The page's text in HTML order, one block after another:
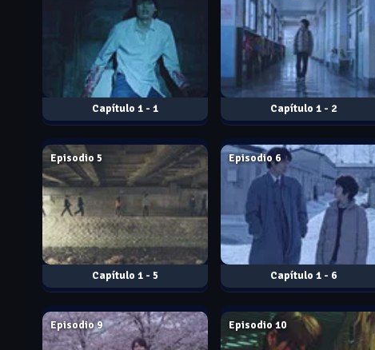
1 - 1 1 - 2
1 - 5
Episodio 5
1 - 6
Episodio 6
Episodio 9 Episodio 10